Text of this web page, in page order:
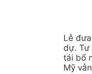
Lễ
dự. Tư
tái bổ
Mỹ